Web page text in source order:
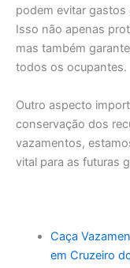
podem evitar
Isso não apenas
mas também
todos os ocupantes.
Outro aspecto
conservação dos
vazamentos,
vital para as futuras
Caça
em Cruzeiro